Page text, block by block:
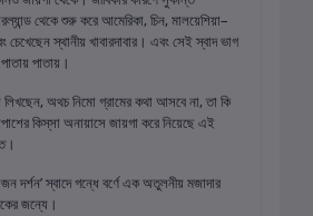
থেকে শুরু করে আমেরিকা, চিন, মালয়েশিয়া–
চেখেছেন স্থানীয় খাবারদাবার। এবং সেই স্বাদ ভাগ
পাতায়।
অথচ নিমো গ্রামের কথা আসবে না, তা কি
কিস্‌সা অনায়াসে জায়গা করে নিয়েছে এই
দর্শন’ স্বাদে গন্ধে বর্ণে এক অতুলনীয় মজাদার
জন্যে।